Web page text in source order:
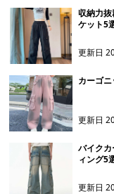
収納力
ケット5
更新日
カーゴ
更新日
バイク
ィング5
更新日